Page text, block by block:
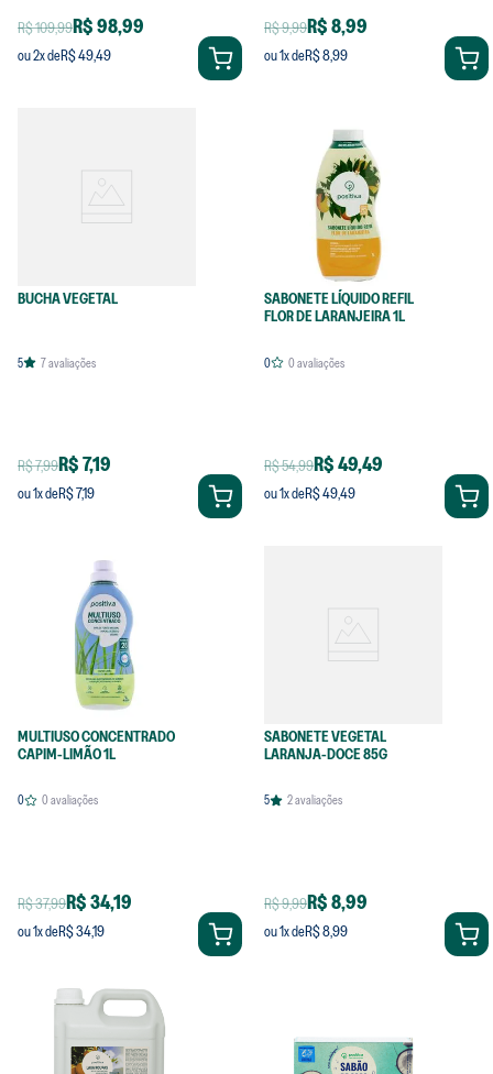
R$ 109,99R$ 98,99
ou2x deR$ 49,49
R$ 9,99R$ 8,99
ou1x deR$ 8,99
BUCHA VEGETAL
5 7avaliações
R$ 7,99R$ 7,19
ou1x deR$ 7,19
SABONETE LÍQUIDO REFIL
FLOR DE LARANJEIRA 1L
0 0avaliações
R$ 54,99R$ 49,49
ou1x deR$ 49,49
MULTIUSO CONCENTRADO
CAPIM-LIMÃO 1L
0 0avaliações
R$ 37,99R$ 34,19
ou1x deR$ 34,19
SABONETE VEGETAL
LARANJA-DOCE 85G
5 2avaliações
R$ 9,99R$ 8,99
ou1x deR$ 8,99